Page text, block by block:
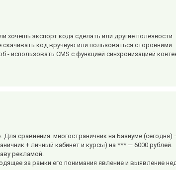
хочешь экспорт кода сделать или другие полезности
код вручную или пользоваться сторонними
использовать CMS c функцией синхронизацией
сравнения: многостраничник на Базиуме (сегодня)
+ личный кабинет и курсы) на *** — 6000 рублей.
рекламой.
за рамки его понимания явление и выявление